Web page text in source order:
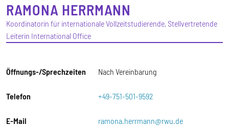
RAMONA HERRMANN
Koordinatorin für internationale Vollzeitstudierende, Stellvertretende
Leiterin International Office
Öffnungs-/Sprechzeiten Nach Vereinbarung
Telefon +49-751-501-9592
E-Mail ramona.herrmann@rwu.de